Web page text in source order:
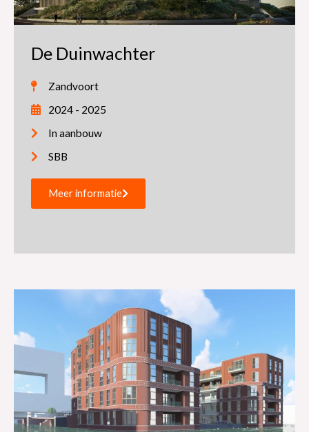
De Duinwachter
Zandvoort
2024 - 2025
In aanbouw
SBB
Meer informatie